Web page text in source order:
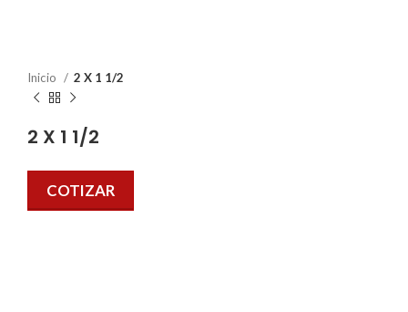
Inicio 2 X 1 1/2
2 X 1 1/2
COTIZAR